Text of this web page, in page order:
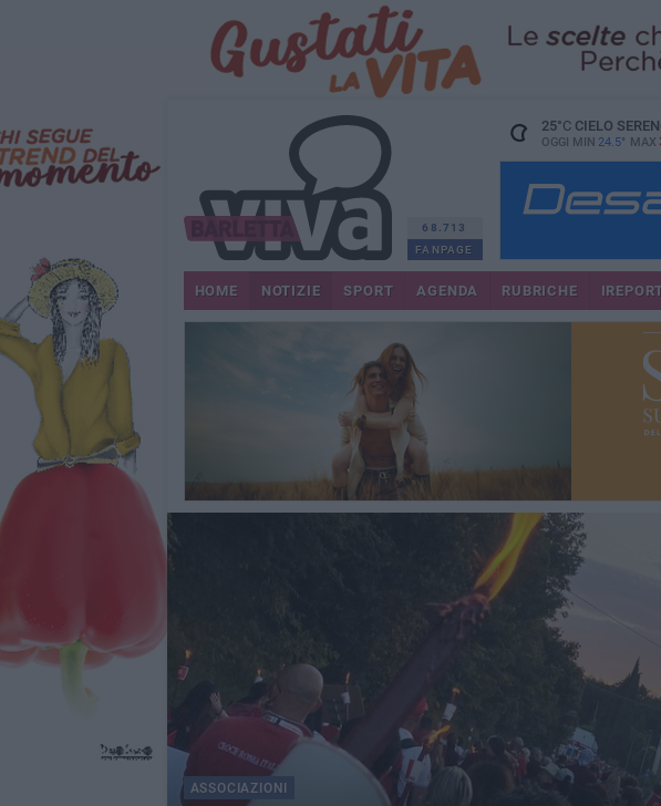
68.713
FANPAGE
25°CCIELO
OGGI MIN 24.5° MAX
HOME NOTIZIE SPORT AGENDA RUBRICHE
ASSOCIAZIONI